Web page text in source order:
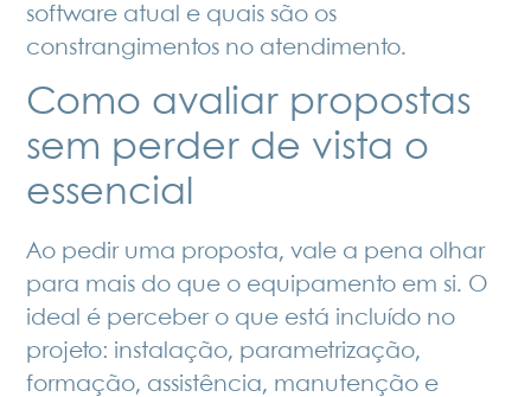
software atual e quais são os
constrangimentos no atendimento.
Como avaliar propostas
sem perder de vista o
essencial
Ao pedir uma proposta, vale a pena olhar
para mais do que o equipamento em si. O
ideal é perceber o que está incluído no
projeto: instalação, parametrização,
formação, assistência, manutenção e